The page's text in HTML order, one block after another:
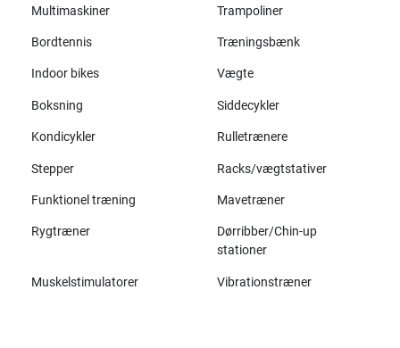
Multimaskiner Trampoliner
Bordtennis Træningsbænk
Indoor bikes Vægte
Boksning Siddecykler
Kondicykler Rulletrænere
Stepper Racks/vægtstativer
Funktionel træning Mavetræner
Rygtræner
Dørribber/Chin-up
stationer
Muskelstimulatorer Vibrationstræner